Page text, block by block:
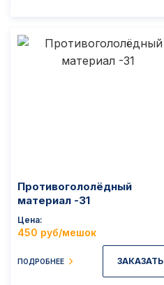
Противогололёдный
материал -31
Цена
450 руб/мешок
ПОДРОБНЕЕ ЗАКАЗАТЬ